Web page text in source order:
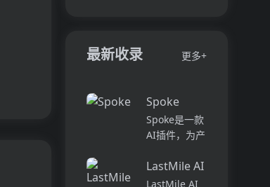
最新收录 更多+
Spoke
Spoke是一款
AI插件，为产
大的、注重隐
私的AI功能，
LastMile AI
LastMile AI